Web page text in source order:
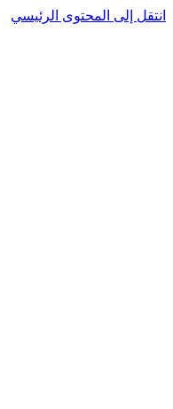
انتقل إلى المحتوى الرئيسي